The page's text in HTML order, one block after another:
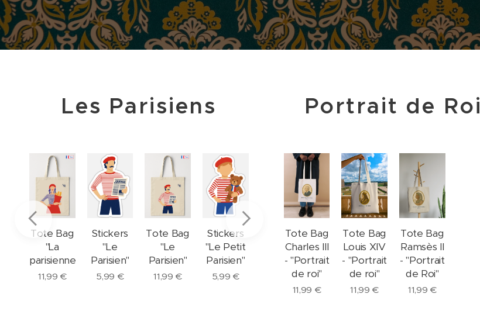
Les Parisiens
Tote Bag
"La
parisienne"
11,99 €
Stickers
"Le
Parisien"
5,99 €
Tote Bag
"Le
Parisien"
11,99 €
Stickers
"Le Petit
Parisien"
5,99 €
Tote Bag
"Le Petit
Parisien"
€
Tote Bag
"La Petite
Parisienne"
€
Stickers
"La Petite
Parisienne"
€
Stickers
parisienne"
Portrait de Roi
Tote Bag
Charles III
- "Portrait
de roi"
11,99 €
Tote Bag
Louis XIV
- "Portrait
de roi"
11,99 €
Tote Bag
Ramsès II
- "Portrait
de Roi"
11,99 €